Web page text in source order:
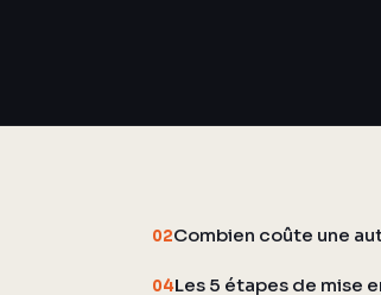
02Combien coûte une
04Les 5 étapes de mise